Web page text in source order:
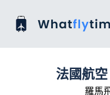
法國航
羅馬